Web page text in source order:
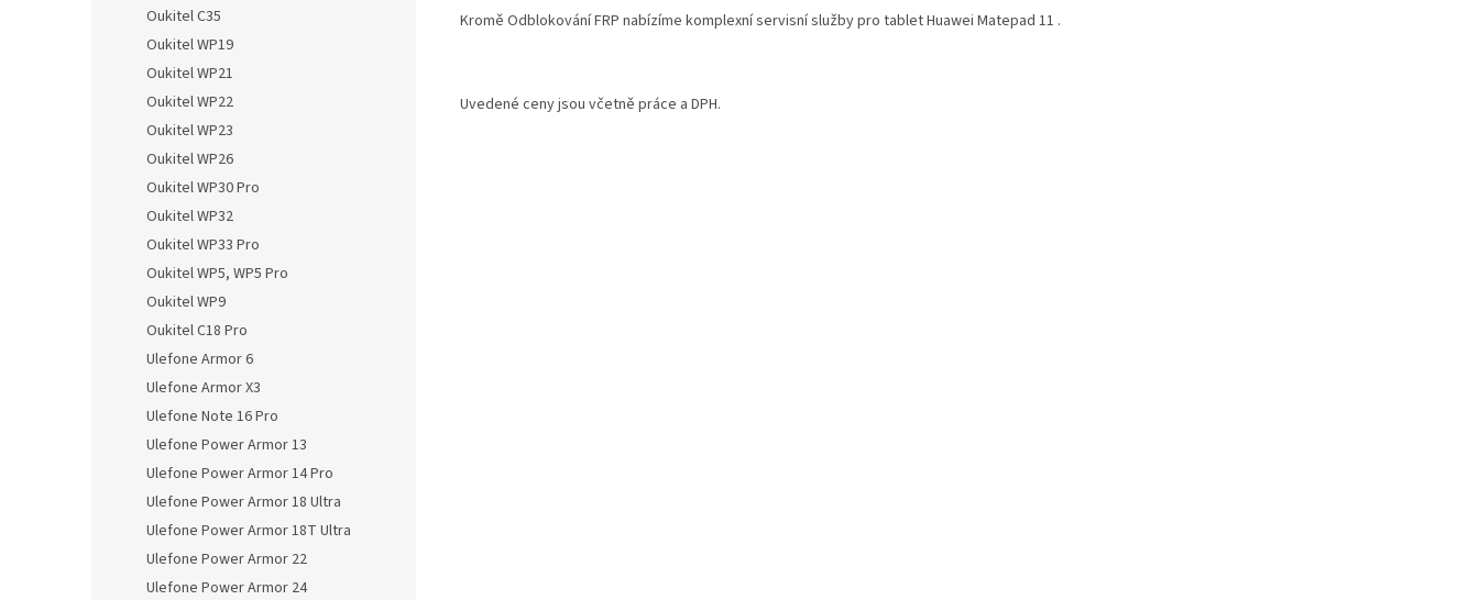
Oukitel C35
Oukitel WP19
Oukitel WP21
Oukitel WP22
Oukitel WP23
Oukitel WP26
Oukitel WP30 Pro
Oukitel WP32
Oukitel WP33 Pro
Oukitel WP5, WP5 Pro
Oukitel WP9
Oukitel C18 Pro
Ulefone Armor 6
Ulefone Armor X3
Ulefone Note 16 Pro
Ulefone Power Armor 13
Ulefone Power Armor 14 Pro
Ulefone Power Armor 18 Ultra
Ulefone Power Armor 18T Ultra
Ulefone Power Armor 22
Ulefone Power Armor 24
Kromě Odblokování FRP nabízíme komplexní servisní služby pro tablet Huawei Matepad 11 .
Uvedené ceny jsou včetně práce a DPH.